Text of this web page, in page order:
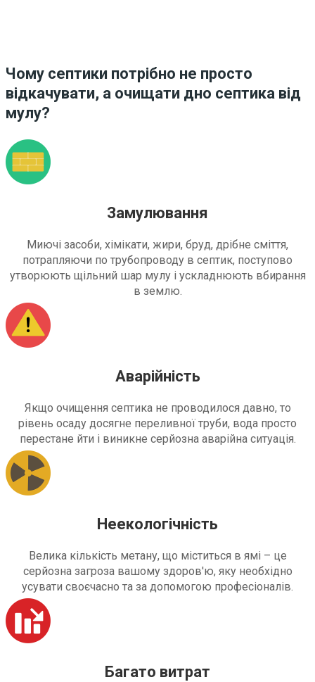
Чому септики потрібно не просто
відкачувати, а очищати дно септика від
мулу?
Замулювання
Миючі засоби, хімікати, жири, бруд, дрібне сміття,
потрапляючи по трубопроводу в септик, поступово
утворюють щільний шар мулу і ускладнюють вбирання
в землю.
Аварійність
Якщо очищення септика не проводилося давно, то
рівень осаду досягне переливної труби, вода просто
перестане йти і виникне серйозна аварійна ситуація.
Неекологічність
Велика кількість метану, що міститься в ямі – це
серйозна загроза вашому здоров'ю, яку необхідно
усувати своєчасно та за допомогою професіоналів.
Багато витрат